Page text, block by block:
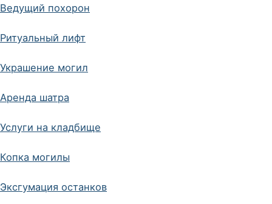
Ведущий похорон
Ритуальный лифт
Украшение могил
Аренда шатра
Услуги на кладбище
Копка могилы
Эксгумация останков